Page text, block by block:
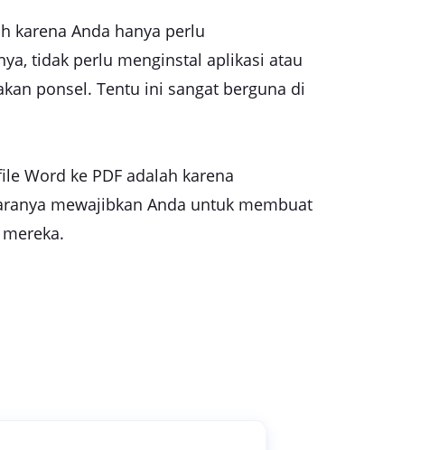
karena Anda hanya perlu
tidak perlu menginstal aplikasi atau
ponsel. Tentu ini sangat berguna di
Word ke PDF adalah karena
mewajibkan Anda untuk membuat